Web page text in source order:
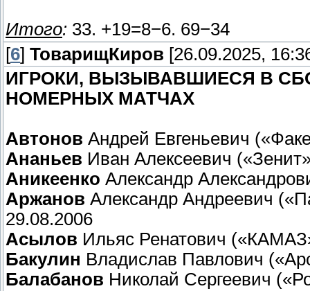
Итого: 33. +19=8−6. 69−34
[6] ТоварищКиров [26.09.2025,
ИГРОКИ, ВЫЗЫВАВШИЕСЯ В
НОМЕРНЫХ МАТЧАХ
Автонов Андрей Евгеньевич
Ананьев Иван Алексеевич
Аникеенко Александр
Аржанов Александр Андреевич
29.08.2006
Асылов Ильяс Ренатович
Бакулин Владислав Павлович
Балабанов Николай Сергеевич